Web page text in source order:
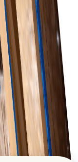
và đáp ứng
bán lẻ mở rộng.
dinh hinh tuong